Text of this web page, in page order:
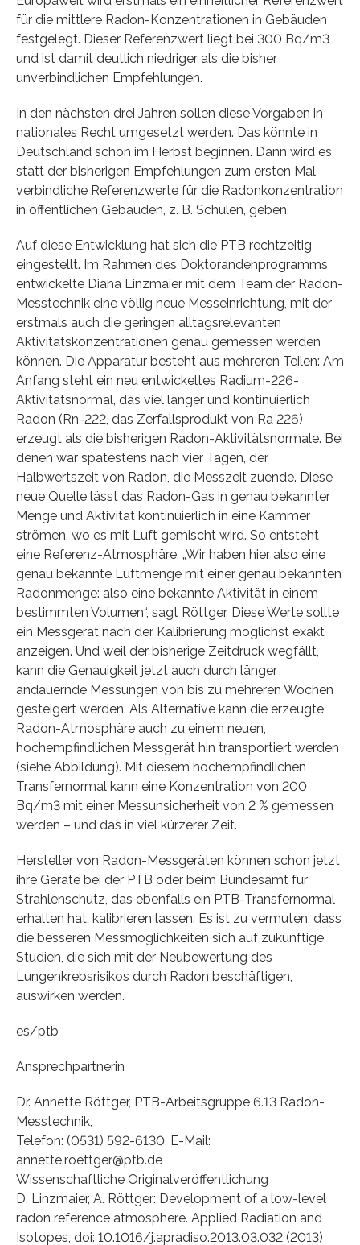
für die mittlere Radon-Konzentrationen in Gebäuden
festgelegt. Dieser Referenzwert liegt bei 300 Bq/m3
und ist damit deutlich niedriger als die bisher
unverbindlichen Empfehlungen.
In den nächsten drei Jahren sollen diese Vorgaben in
nationales Recht umgesetzt werden. Das könnte in
Deutschland schon im Herbst beginnen. Dann wird es
statt der bisherigen Empfehlungen zum ersten Mal
verbindliche Referenzwerte für die Radonkonzentration
in öffentlichen Gebäuden, z. B. Schulen, geben.
Auf diese Entwicklung hat sich die PTB rechtzeitig
eingestellt. Im Rahmen des Doktorandenprogramms
entwickelte Diana Linzmaier mit dem Team der Radon-
Messtechnik eine völlig neue Messeinrichtung, mit der
erstmals auch die geringen alltagsrelevanten
Aktivitätskonzentrationen genau gemessen werden
können. Die Apparatur besteht aus mehreren Teilen: Am
Anfang steht ein neu entwickeltes Radium-226-
Aktivitätsnormal, das viel länger und kontinuierlich
Radon (Rn-222, das Zerfallsprodukt von Ra 226)
erzeugt als die bisherigen Radon-Aktivitätsnormale. Bei
denen war spätestens nach vier Tagen, der
Halbwertszeit von Radon, die Messzeit zuende. Diese
neue Quelle lässt das Radon-Gas in genau bekannter
Menge und Aktivität kontinuierlich in eine Kammer
strömen, wo es mit Luft gemischt wird. So entsteht
eine Referenz-Atmosphäre. „Wir haben hier also eine
genau bekannte Luftmenge mit einer genau bekannten
Radonmenge: also eine bekannte Aktivität in einem
bestimmten Volumen“, sagt Röttger. Diese Werte sollte
ein Messgerät nach der Kalibrierung möglichst exakt
anzeigen. Und weil der bisherige Zeitdruck wegfällt,
kann die Genauigkeit jetzt auch durch länger
andauernde Messungen von bis zu mehreren Wochen
gesteigert werden. Als Alternative kann die erzeugte
Radon-Atmosphäre auch zu einem neuen,
hochempfindlichen Messgerät hin transportiert werden
(siehe Abbildung). Mit diesem hochempfindlichen
Transfernormal kann eine Konzentration von 200
Bq/m3 mit einer Messunsicherheit von 2 % gemessen
werden – und das in viel kürzerer Zeit.
Hersteller von Radon-Messgeräten können schon jetzt
ihre Geräte bei der PTB oder beim Bundesamt für
Strahlenschutz, das ebenfalls ein PTB-Transfernormal
erhalten hat, kalibrieren lassen. Es ist zu vermuten, dass
die besseren Messmöglichkeiten sich auf zukünftige
Studien, die sich mit der Neubewertung des
Lungenkrebsrisikos durch Radon beschäftigen,
auswirken werden.
es/ptb
Ansprechpartnerin
Dr. Annette Röttger, PTB-Arbeitsgruppe 6.13 Radon-
Messtechnik,
Telefon: (0531) 592-6130, E-Mail:
annette.roettger@ptb.de
Wissenschaftliche Originalveröffentlichung
D. Linzmaier, A. Röttger: Development of a low-level
radon reference atmosphere. Applied Radiation and
Isotopes, doi: 10.1016/j.apradiso.2013.03.032 (2013)